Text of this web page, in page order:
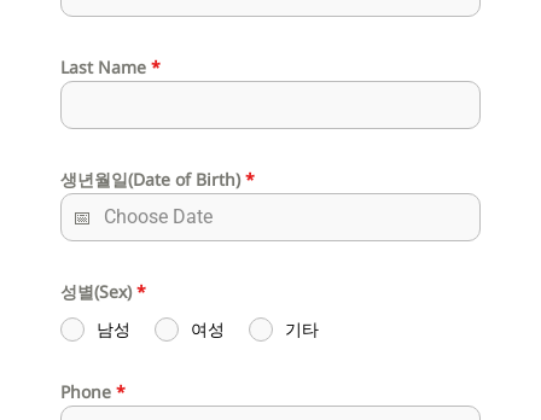
Last Name *
생년월일(Date of Birth) *
성별(Sex) *
남성 여성 기타
Phone *